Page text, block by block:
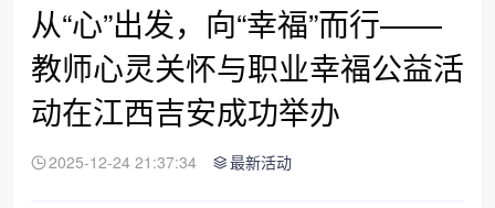
从“心”出发，向“幸福”而行——
教师心灵关怀与职业幸福公益活
动在江西吉安成功举办
2025-12-24 21:37:34 最新活动